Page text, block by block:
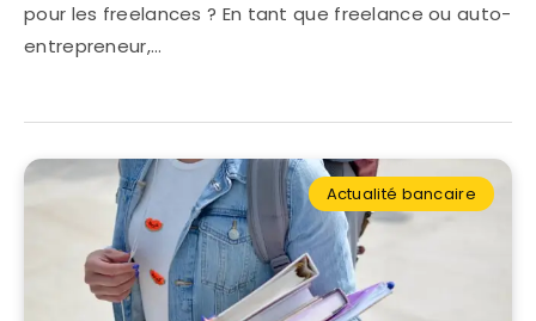
pour les freelances ? En tant que freelance ou auto-
entrepreneur,…
Actualité bancaire